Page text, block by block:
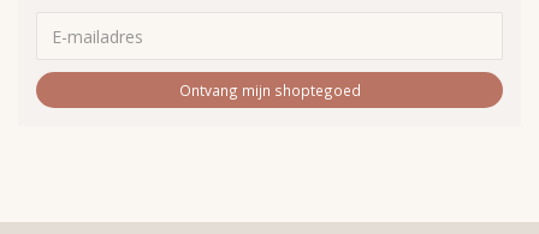
Ontvang mijn shoptegoed